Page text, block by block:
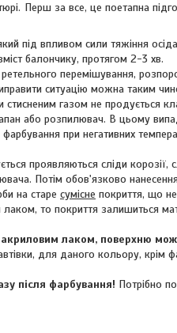
Перш за все, це поетапна
під впливом сили тяжіння
балончику, протягом 2-3 хв.
перемішування,
ситуацію можна таким
газом не продується
або розпилювач. В цьому
при негативних
проявляються сліди
Потім обов'язково
на старе сумісне покриття, що
то покриття залишиться
лаком, поверхню
для даного кольору, крім
після фарбування! Потрібно